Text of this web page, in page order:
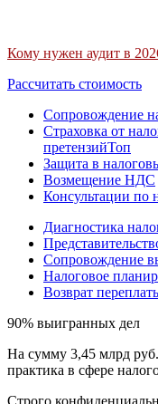
Кому нужен аудит в
Рассчитать стоимость
Сопровождение
Страховка от
претензийТоп
Защита в
Возмещение НДС
Консультации по
Диагностика
Сопровождение
Налоговое
Возврат
90% выигранных дел
На сумму 3,45 млрд
практика в сфере
Строго